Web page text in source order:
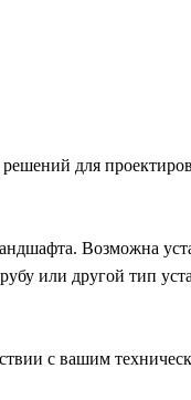
для
Возможна
или другой тип
с вашим